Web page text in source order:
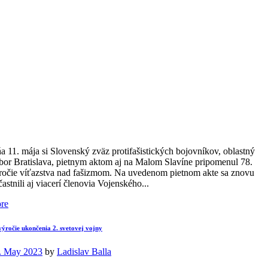
11. mája si Slovenský zväz protifašistických bojovníkov, oblastný
Bratislava, pietnym aktom aj na Malom Slavíne pripomenul 78.
víťazstva nad fašizmom. Na uvedenom pietnom akte sa znovu
aj viacerí členovia Vojenského...
ukončenia 2. svetovej vojny
May 2023 by Ladislav Balla